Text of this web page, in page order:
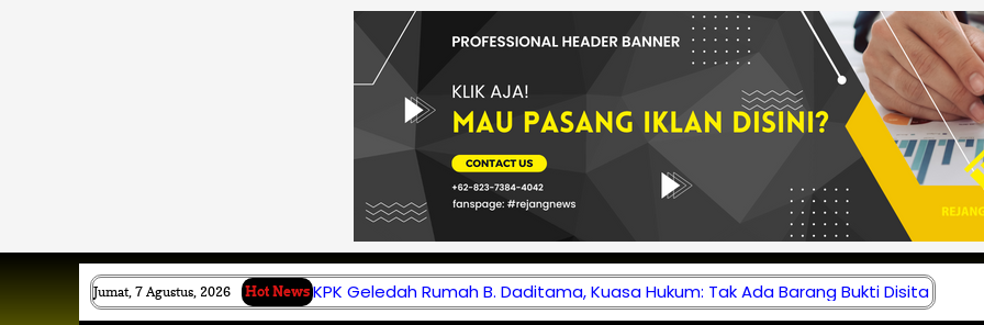
Jumat, 7 Agustus, 2026 Hot News KPK Geledah Rumah B. Daditama, Kuasa Hukum: Tak Ada Barang Bukti Disita